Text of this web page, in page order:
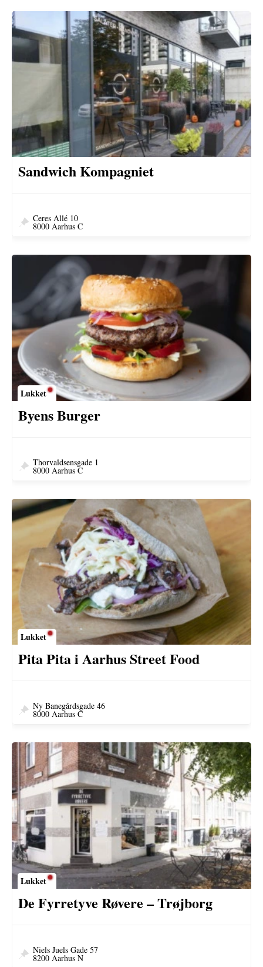
Sandwich Kompagniet
Ceres Allé 10
8000 Aarhus C
Lukket
Byens Burger
Thorvaldsensgade 1
8000 Aarhus C
Lukket
Pita Pita i Aarhus Street Food
Ny Banegårdsgade 46
8000 Aarhus C
Lukket
​​De Fyrretyve Røvere – Trøjborg
Niels Juels Gade 57
8200 Aarhus N